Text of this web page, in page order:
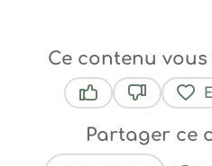
Ce contenu
Partager ce